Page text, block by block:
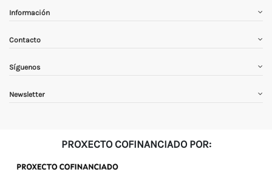
Información
Contacto
Síguenos
Newsletter
PROXECTO COFINANCIADO POR: